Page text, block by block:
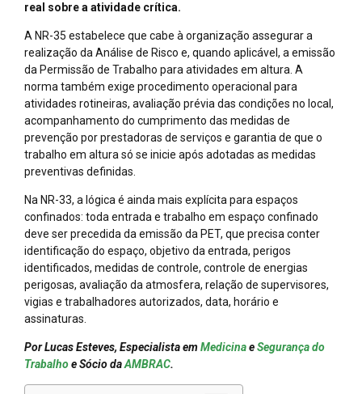
real sobre a atividade crítica.
A NR-35 estabelece que cabe à organização assegurar a
realização da Análise de Risco e, quando aplicável, a emissão
da Permissão de Trabalho para atividades em altura. A
norma também exige procedimento operacional para
atividades rotineiras, avaliação prévia das condições no local,
acompanhamento do cumprimento das medidas de
prevenção por prestadoras de serviços e garantia de que o
trabalho em altura só se inicie após adotadas as medidas
preventivas definidas.
Na NR-33, a lógica é ainda mais explícita para espaços
confinados: toda entrada e trabalho em espaço confinado
deve ser precedida da emissão da PET, que precisa conter
identificação do espaço, objetivo da entrada, perigos
identificados, medidas de controle, controle de energias
perigosas, avaliação da atmosfera, relação de supervisores,
vigias e trabalhadores autorizados, data, horário e
assinaturas.
Por Lucas Esteves, Especialista emMedicinaeSegurança do
Trabalhoe Sócio daAMBRAC.